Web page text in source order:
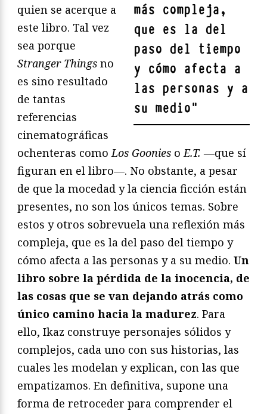
más compleja,
que es la del
paso del tiempo
y cómo afecta a
las personas y a
su medio"
quien se acerque a
este libro. Tal vez
sea porque
Stranger Things no
es sino resultado
de tantas
referencias
cinematográficas
ochenteras comoLos Goonies oE.T. —que sí
figuran en el libro—. No obstante, a pesar
de que la mocedad y la ciencia ficción están
presentes, no son los únicos temas. Sobre
estos y otros sobrevuela una reflexión más
compleja, que es la del paso del tiempo y
cómo afecta a las personas y a su medio. Un
libro sobre la pérdida de la inocencia, de
las cosas que se van dejando atrás como
único camino hacia la madurez. Para
ello, Ikaz construye personajes sólidos y
complejos, cada uno con sus historias, las
cuales les modelan y explican, con las que
empatizamos. En definitiva, supone una
forma de retroceder para comprender el